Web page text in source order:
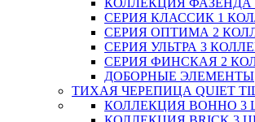
КОЛЛЕКЦИЯ ФАЗЕНДА
СЕРИЯ КЛАССИК 1
СЕРИЯ ОПТИМА 2
СЕРИЯ УЛЬТРА 3
СЕРИЯ ФИНСКАЯ 2
ДОБОРНЫЕ ЭЛЕМЕНТЫ
ТИХАЯ ЧЕРЕПИЦА QUIET
КОЛЛЕКЦИЯ BOHHO 3